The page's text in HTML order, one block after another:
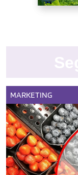
MARKETING